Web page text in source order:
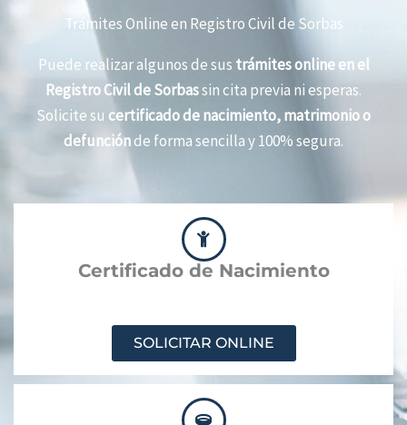
Trámites Online en Registro Civil de Sorbas
Puede realizar algunos de sus trámites online en el
Registro Civil de Sorbassin cita previa ni esperas.
Solicite su certificado de nacimiento, matrimonio o
defunciónde forma sencilla y 100% segura.
Certificado de Nacimiento
SOLICITAR ONLINE